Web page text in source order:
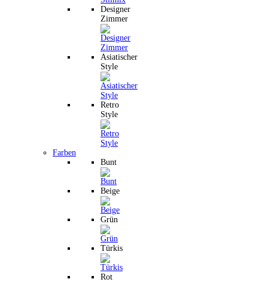
Designer
Zimmer
Asiatischer
Style
Retro
Style
Farben
Bunt
Beige
Grün
Türkis
Rot